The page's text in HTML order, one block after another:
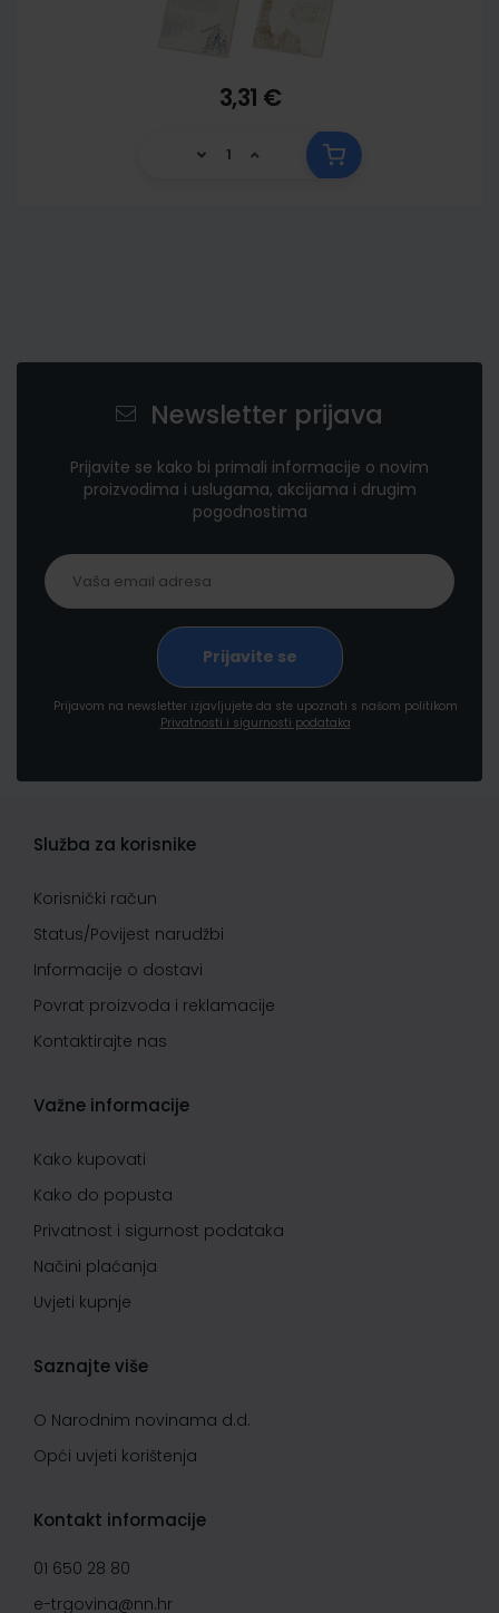
3,31 €
Newsletter prijava
Prijavite se kako bi primali informacije o novim
proizvodima i uslugama, akcijama i drugim
pogodnostima
Prijavom na newsletter izjavljujete da ste upoznati s našom politikom
Privatnosti i sigurnosti podataka
Služba za korisnike
Korisnički račun
Status/Povijest narudžbi
Informacije o dostavi
Povrat proizvoda i reklamacije
Kontaktirajte nas
Važne informacije
Kako kupovati
Kako do popusta
Privatnost i sigurnost podataka
Načini plaćanja
Uvjeti kupnje
Saznajte više
O Narodnim novinama d.d.
Opći uvjeti korištenja
Kontakt informacije
01 650 28 80
e-trgovina@nn.hr